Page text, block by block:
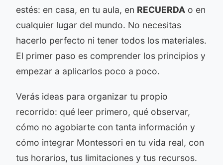
estés: en casa, en tu aula, en RECUERDA o en
cualquier lugar del mundo. No necesitas
hacerlo perfecto ni tener todos los materiales.
El primer paso es comprender los principios y
empezar a aplicarlos poco a poco.
Verás ideas para organizar tu propio
recorrido: qué leer primero, qué observar,
cómo no agobiarte con tanta información y
cómo integrar Montessori en tu vida real, con
tus horarios, tus limitaciones y tus recursos.